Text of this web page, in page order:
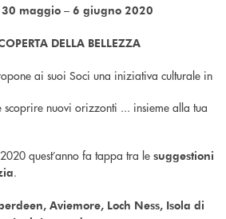
30 maggio – 6 giugno 2020
DELLA BELLEZZA
ai suoi Soci una iniziativa culturale in
nuovi orizzonti ... insieme alla tua
quest’anno fa tappa tra le suggestioni
.
Aviemore, Loch Ness, Isola di